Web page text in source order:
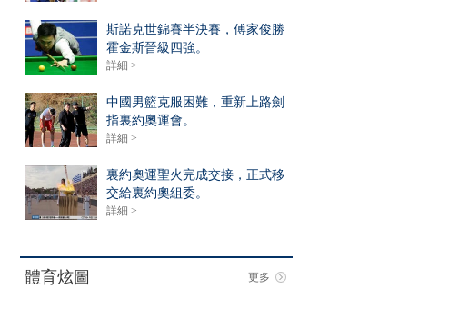
斯諾克世錦賽半決賽，傅家俊勝
霍金斯晉級四強。
詳細 >
中國男籃克服困難，重新上路劍
指裏約奧運會。
詳細 >
裏約奧運聖火完成交接，正式移
交給裏約奧組委。
詳細 >
體育炫圖 更多